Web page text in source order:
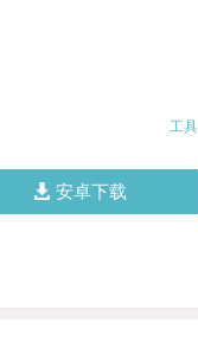
工具
安卓下载